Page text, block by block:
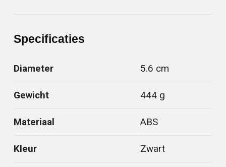
Specificaties
Diameter 5.6 cm
Gewicht 444 g
Materiaal ABS
Kleur Zwart